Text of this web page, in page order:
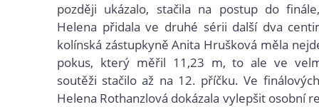
později ukázalo, stačila na postup do
Helena přidala ve druhé sérii další dva
kolínská zástupkyně Anita Hrušková měla
pokus, který měřil 11,23 m, to ale ve
soutěži stačilo až na 12. příčku. Ve
Helena Rothanzlová dokázala vylepšit osobní